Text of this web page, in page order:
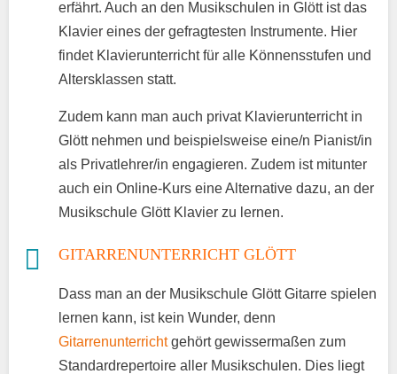
erfährt. Auch an den Musikschulen in Glött ist das
Klavier eines der gefragtesten Instrumente. Hier
findet Klavierunterricht für alle Könnensstufen und
Altersklassen statt.
Zudem kann man auch privat Klavierunterricht in
Glött nehmen und beispielsweise eine/n Pianist/in
als Privatlehrer/in engagieren. Zudem ist mitunter
auch ein Online-Kurs eine Alternative dazu, an der
Musikschule Glött Klavier zu lernen.
GITARRENUNTERRICHT GLÖTT
Dass man an der Musikschule Glött Gitarre spielen
lernen kann, ist kein Wunder, denn
Gitarrenunterrichtgehört gewissermaßen zum
Standardrepertoire aller Musikschulen. Dies liegt